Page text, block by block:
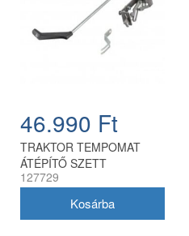
46.990 Ft
TRAKTOR TEMPOMAT
ÁTÉPÍTŐ SZETT
127729